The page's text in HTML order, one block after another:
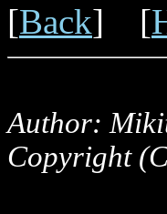
[Back] [
Author:
Copyright